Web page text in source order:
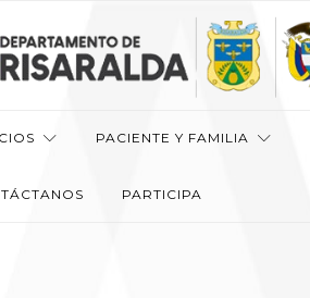
PACIENTE Y FAMILIA
PARTICIPA